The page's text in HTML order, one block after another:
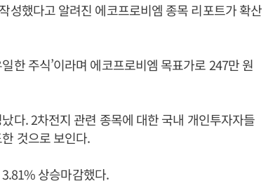
성했다고 알려진 에코프로비엠 종목 리포트가 확산
한 주식’이라며 에코프로비엠 목표가로 247만 원
다. 2차전지 관련 종목에 대한 국내 개인투자자들
것으로 보인다.
상승마감했다.